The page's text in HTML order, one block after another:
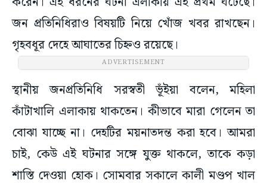
জন প্রতিনিধিরাও বিষয়টি নিয়ে খোঁজ খবর রাখছেন।
গৃহবধূর দেহে আঘাতের চিহ্নও রয়েছে।
ADVERTISEMENT
স্থানীয় জনপ্রতিনিধি সরস্বতী ভূঁইয়া বলেন, মহিলা
কাঁটাখালি এলাকায় থাকতেন। কীভাবে মারা গেলেন তা
বোঝা যাচ্ছে না। দেহটির ময়নাতদন্ত করা হবে। আমরা
চাই, কেউ এই ঘটনার সঙ্গে যুক্ত থাকলে, তাকে কড়া
শাস্তি দেওয়া হোক। সোমবার সকালে কালী মণ্ডপ খাল